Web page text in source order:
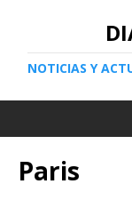
NOTICIAS Y
Paris